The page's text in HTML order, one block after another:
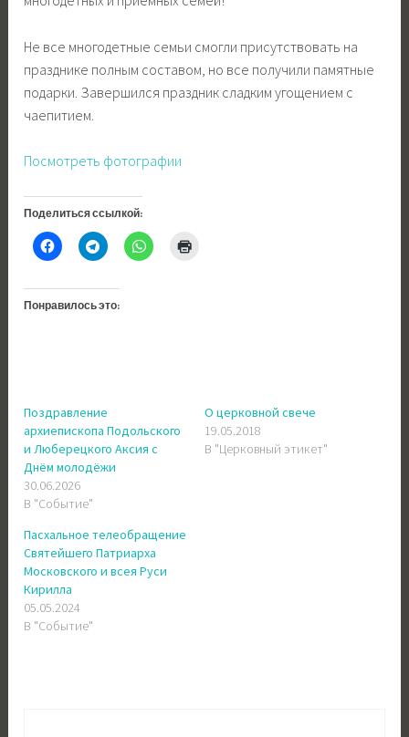
Не все многодетные семьи смогли присутствовать на
празднике полным составом, но все получили памятные
подарки. Завершился праздник сладким угощением с
чаепитием.
Посмотреть фотографии
Поделиться ссылкой:
Понравилось это:
Поздравление
архиепископа Подольского
и Люберецкого Аксия с
Днём молодёжи
30.06.2026
В "Событие"
О церковной свече
19.05.2018
В "Церковный этикет"
Пасхальное телеобращение
Святейшего Патриарха
Московского и всея Руси
Кирилла
05.05.2024
В "Событие"